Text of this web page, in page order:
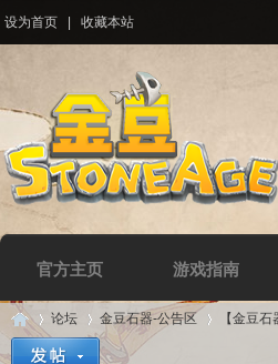
设为首页 收藏本站
官方主页 游戏指南
论坛 金豆石器-公告区 【金豆